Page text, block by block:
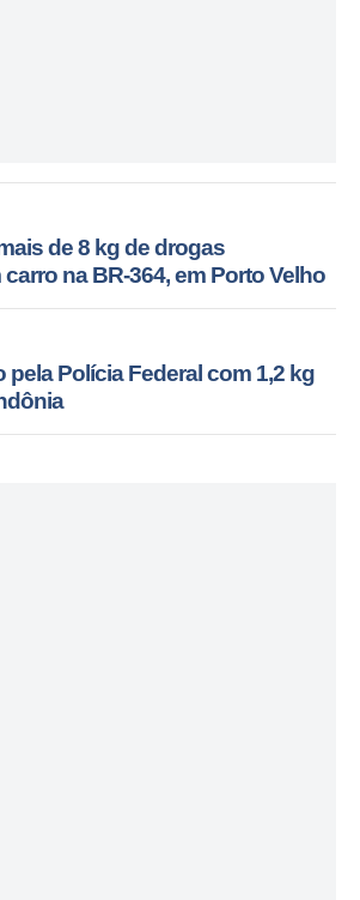
de 8 kg de drogas
na BR-364, em Porto Velho
pela Polícia Federal com 1,2 kg